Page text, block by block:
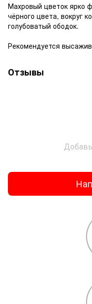
Махровый цветок ярко
чёрного цвета, вокруг
голубоватый ободок.
Рекомендуется
Отзывы